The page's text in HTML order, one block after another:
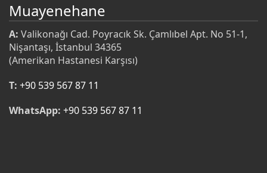
Muayenehane
A: Valikonağı Cad. Poyracık Sk. Çamlıbel Apt. No 51-1,
Nişantaşı, İstanbul 34365
(Amerikan Hastanesi Karşısı)
T: +90 539 567 87 11
WhatsApp: +90 539 567 87 11